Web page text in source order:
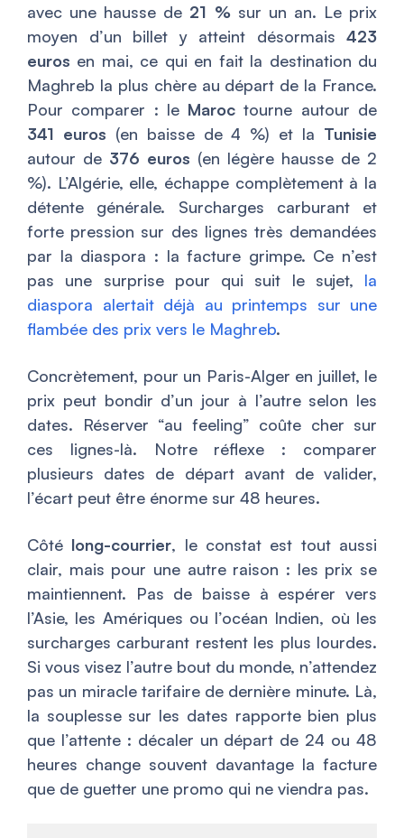
avec une hausse de 21 %sur un an. Le prix
moyen d’un billet y atteint désormais 423
euros en mai, ce qui en fait la destination du
Maghreb la plus chère au départ de la France.
Pour comparer : le Maroc tourne autour de
341 euros (en baisse de 4 %) et la Tunisie
autour de 376 euros (en légère hausse de 2
%). L’Algérie, elle, échappe complètement à la
détente générale. Surcharges carburant et
forte pression sur des lignes très demandées
par la diaspora : la facture grimpe. Ce n’est
pas une surprise pour qui suit le sujet, la
diaspora alertait déjà au printemps sur une
flambée des prix vers le Maghreb.
Concrètement, pour un Paris-Alger en juillet, le
prix peut bondir d’un jour à l’autre selon les
dates. Réserver “au feeling” coûte cher sur
ces lignes-là. Notre réflexe : comparer
plusieurs dates de départ avant de valider,
l’écart peut être énorme sur 48 heures.
Côté long-courrier, le constat est tout aussi
clair, mais pour une autre raison : les prix se
maintiennent. Pas de baisse à espérer vers
l’Asie, les Amériques ou l’océan Indien, où les
surcharges carburant restent les plus lourdes.
Si vous visez l’autre bout du monde, n’attendez
pas un miracle tarifaire de dernière minute. Là,
la souplesse sur les dates rapporte bien plus
que l’attente : décaler un départ de 24 ou 48
heures change souvent davantage la facture
que de guetter une promo qui ne viendra pas.